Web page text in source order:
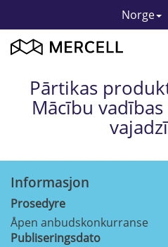
Norge
Pārtikas
Mācību
Informasjon
Prosedyre
Åpen anbudskonkurranse
Publiseringsdato